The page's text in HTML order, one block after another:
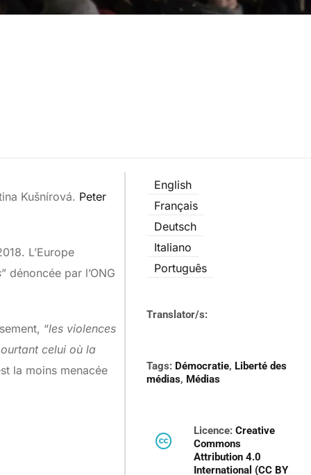
Kušnírová. Peter
L’Europe
” dénoncée par l’ONG
“les violences
celui où la
la moins menacée
English
Français
Deutsch
Italiano
Português
Translator/s:
Tags: Démocratie, Liberté des
médias, Médias
Licence:Creative
Commons
Attribution 4.0
International (CC BY